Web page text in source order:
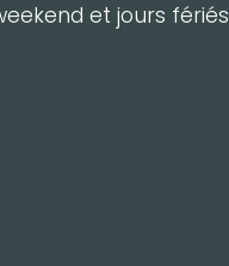
et jours fériés